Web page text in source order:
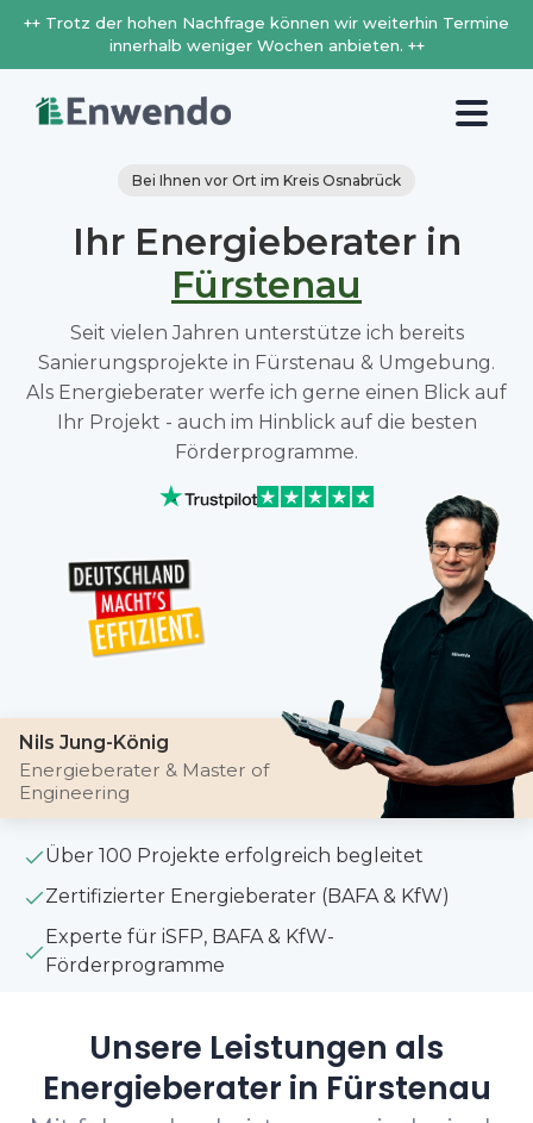
++ Trotz der hohen Nachfrage können wir weiterhin Termine
innerhalb weniger Wochen anbieten. ++
Bei Ihnen vor Ort im Kreis Osnabrück
Ihr Energieberater in
Fürstenau
Seit vielen Jahren unterstütze ich bereits
Sanierungsprojekte in Fürstenau & Umgebung.
Als Energieberater werfe ich gerne einen Blick auf
Ihr Projekt - auch im Hinblick auf die besten
Förderprogramme.
Nils Jung-König
Energieberater & Master of
Engineering
Über 100 Projekte erfolgreich begleitet
Zertifizierter Energieberater (BAFA & KfW)
Experte für iSFP, BAFA & KfW-
Förderprogramme
Unsere Leistungen als
Energieberater in Fürstenau